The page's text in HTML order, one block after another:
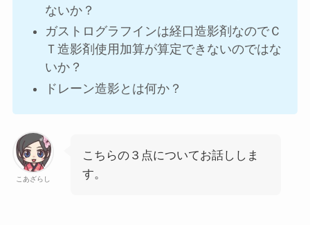
ないか？
ガストログラフインは経口造影剤なのでＣ
Ｔ造影剤使用加算が算定できないのではな
いか？
ドレーン造影とは何か？
こあざらし
こちらの３点についてお話ししま
す。